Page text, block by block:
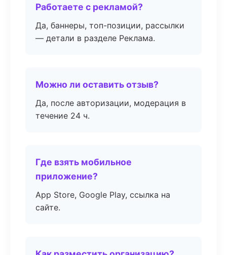
Работаете с рекламой?
Да, баннеры, топ-позиции, рассылки
— детали в разделе Реклама.
Можно ли оставить отзыв?
Да, после авторизации, модерация в
течение 24 ч.
Где взять мобильное
приложение?
App Store, Google Play, ссылка на
сайте.